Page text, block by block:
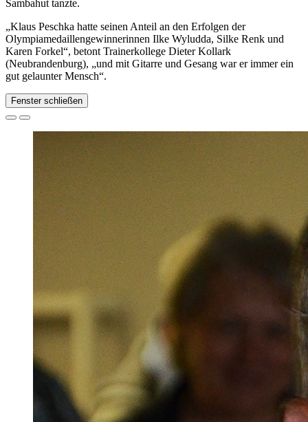
Sambahut tanzte.
„Klaus Peschka hatte seinen Anteil an den Erfolgen der
Olympiamedaillengewinnerinnen Ilke Wyludda, Silke Renk und
Karen Forkel“, betont Trainerkollege Dieter Kollark
(Neubrandenburg), „und mit Gitarre und Gesang war er immer ein
gut gelaunter Mensch“.
Fenster schließen